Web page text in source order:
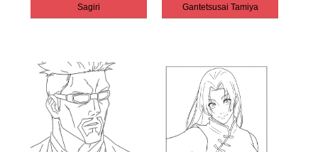
Sagiri Gantetsusai Tamiya